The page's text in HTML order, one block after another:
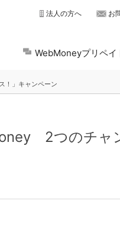
WebMoneyプリペイ
法人の方へ お
！」キャンペーン
2つのチャ